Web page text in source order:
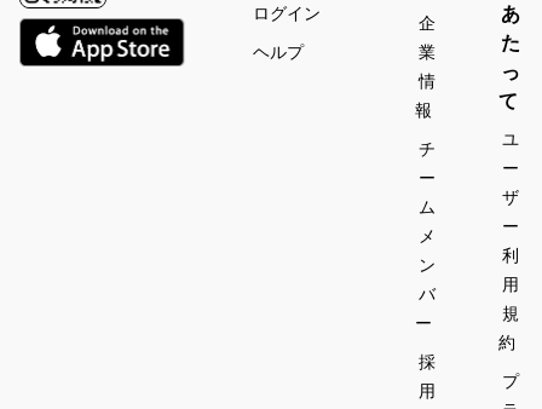
ログイン
ヘルプ
企
業
情
報
チ
ー
ム
メ
ン
バ
ー
採
用
あ
た
っ
て
ユ
ー
ザ
ー
利
用
規
約
プ